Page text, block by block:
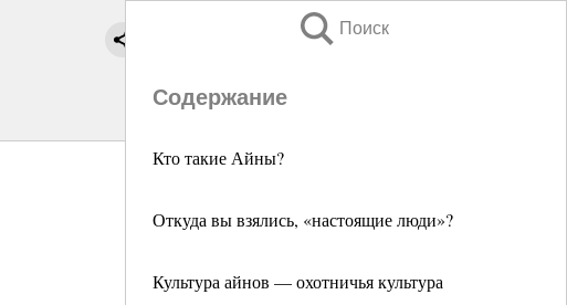
Поиск
Содержание
Кто такие Айны?
Откуда вы взялись, «настоящие люди»?
Культура айнов — охотничья культура